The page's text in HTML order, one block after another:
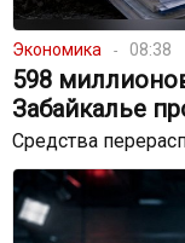
Экономика 08:38
598
Забайкалье
Средства